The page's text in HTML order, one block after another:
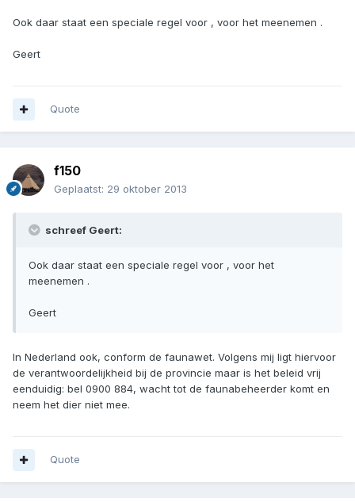
Ook daar staat een speciale regel voor , voor het meenemen .
Geert
Quote
f150
Geplaatst: 29 oktober 2013
schreef Geert:
Ook daar staat een speciale regel voor , voor het
meenemen .
Geert
In Nederland ook, conform de faunawet. Volgens mij ligt hiervoor
de verantwoordelijkheid bij de provincie maar is het beleid vrij
eenduidig: bel 0900 884, wacht tot de faunabeheerder komt en
neem het dier niet mee.
Quote